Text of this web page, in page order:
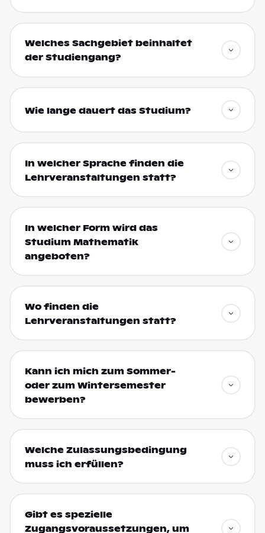
Welches Sachgebiet beinhaltet
der Studiengang?
Wie lange dauert das Studium?
In welcher Sprache finden die
Lehrveranstaltungen statt?
In welcher Form wird das
Studium Mathematik
angeboten?
Wo finden die
Lehrveranstaltungen statt?
Kann ich mich zum Sommer-
oder zum Wintersemester
bewerben?
Welche Zulassungsbedingung
muss ich erfüllen?
Gibt es spezielle
Zugangsvoraussetzungen, um